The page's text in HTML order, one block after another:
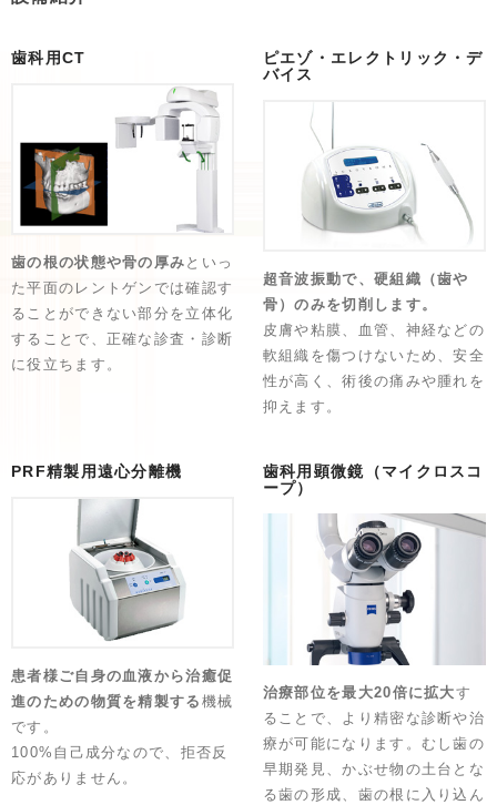
歯科用CT
歯の根の状態や骨の厚み といっ
た平面のレントゲンでは確認す
ることができない部分を立体化
することで、正確な診査・診断
に役立ちます。
ピエゾ・エレクトリック・デ
バイス
超音波振動で、硬組織（歯や
骨）のみを切削します。
皮膚や粘膜、血管、神経などの
軟組織を傷つけないため、安全
性が高く、術後の痛みや腫れを
抑えます。
PRF精製用遠心分離機
患者様ご自身の血液から治癒促
進のための物質を精製する 機械
です。
100%自己成分なので、拒否反
応がありません。
歯科用顕微鏡（マイクロスコ
ープ）
治療部位を最大20倍に拡大す
ることで、より精密な診断や治
療が可能になります。むし歯の
早期発見、かぶせ物の土台とな
る歯の形成、歯の根に入り込ん